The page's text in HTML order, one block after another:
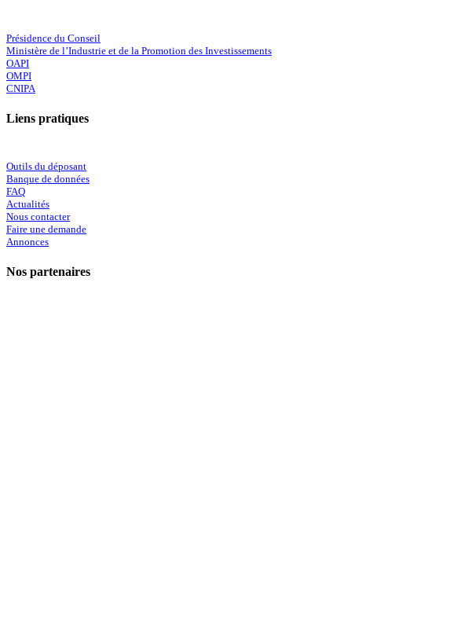
Présidence du Conseil
Ministère de l’Industrie et de la Promotion des Investissements
OAPI
OMPI
CNIPA
Liens pratiques
Outils du déposant
Banque de données
FAQ
Actualités
Nous contacter
Faire une demande
Annonces
Nos partenaires